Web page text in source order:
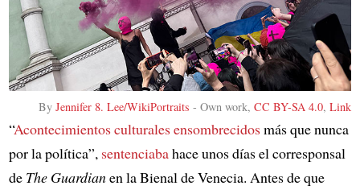
ByJennifer 8. Lee/WikiPortraits -Own work,CC BY-SA 4.0,Link
“Acontecimientos culturales ensombrecidosmás que nunca
por la política”, sentenciabahace unos días el corresponsal
de The Guardianen la Bienal de Venecia. Antes de que